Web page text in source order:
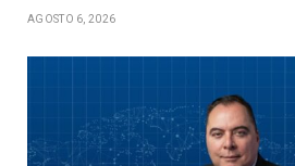
AGOSTO 6, 2026